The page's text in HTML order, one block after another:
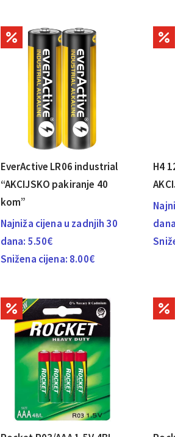
EverActive LR06 industrial
“AKCIJSKO pakiranje 40
kom”
Najniža cijena u zadnjih 30
dana: 5.50€
Snižena cijena: 8.00€
H4